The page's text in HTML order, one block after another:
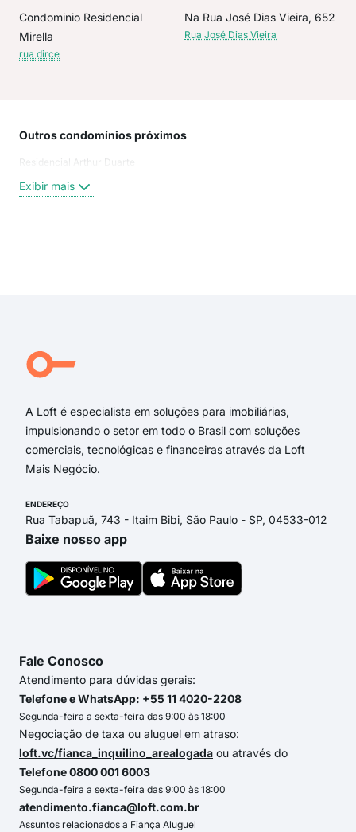
Condominio Residencial
Mirella
rua dirce
Na Rua José Dias Vieira, 652
Rua José Dias Vieira
Outros condomínios próximos
Residencial Arthur Duarte
Exibir mais
A Loft é especialista em soluções para imobiliárias,
impulsionando o setor em todo o Brasil com soluções
comerciais, tecnológicas e financeiras através da Loft
Mais Negócio.
ENDEREÇO
Rua Tabapuã, 743 - Itaim Bibi, São Paulo - SP, 04533-012
Baixe nosso app
Fale Conosco
Atendimento para dúvidas gerais:
Telefone e WhatsApp: +55 11 4020-2208
Segunda-feira a sexta-feira das 9:00 às 18:00
Negociação de taxa ou aluguel em atraso:
loft.vc/fianca_inquilino_arealogada ou através do
Telefone 0800 001 6003
Segunda-feira a sexta-feira das 9:00 às 18:00
atendimento.fianca@loft.com.br
Assuntos relacionados a Fiança Aluguel